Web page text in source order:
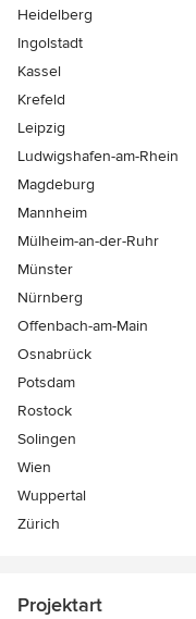
Heidelberg
Ingolstadt
Kassel
Krefeld
Leipzig
Ludwigshafen-am-Rhein
Magdeburg
Mannheim
Mülheim-an-der-Ruhr
Münster
Nürnberg
Offenbach-am-Main
Osnabrück
Potsdam
Rostock
Solingen
Wien
Wuppertal
Zürich
Projektart